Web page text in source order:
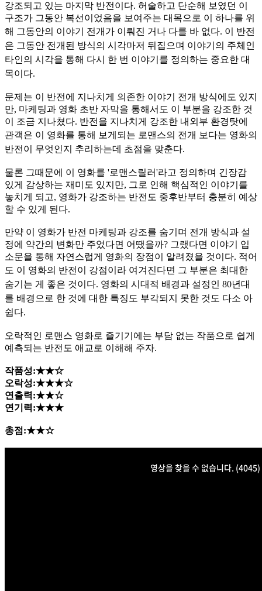
강조되고 있는 마지막 반전이다. 허술하고 단순해 보였던 이
구조가 그동안 복선이었음을 보여주는 대목으로 이 하나를 위
해 그동안의 이야기 전개가 이뤄진 거나 다를 바 없다. 이 반전
은 그동안 전개된 방식의 시각마저 뒤집으며 이야기의 주체인
타인의 시각을 통해 다시 한 번 이야기를 정의하는 중요한 대
목이다.
문제는 이 반전에 지나치게 의존한 이야기 전개 방식에도 있지
만, 마케팅과 영화 초반 자막을 통해서도 이 부분을 강조한 것
이 조금 지나쳤다. 반전을 지나치게 강조한 내외부 환경탓에
관객은 이 영화를 통해 보게되는 로맨스의 전개 보다는 영화의
반전이 무엇인지 추리하는데 초점을 맞춘다.
물론 그때문에 이 영화를 '로맨스릴러'라고 정의하며 긴장감
있게 감상하는 재미도 있지만, 그로 인해 핵심적인 이야기를
놓치게 되고, 영화가 강조하는 반전도 중후반부터 충분히 예상
할 수 있게 된다.
만약 이 영화가 반전 마케팅과 강조를 숨기며 전개 방식과 설
정에 약간의 변화만 주었다면 어땠을까? 그랬다면 이야기 입
소문을 통해 자연스럽게 영화의 장점이 알려졌을 것이다. 적어
도 이 영화의 반전이 강점이라 여겨진다면 그 부분은 최대한
숨기는 게 좋은 것이다. 영화의 시대적 배경과 설정인 80년대
를 배경으로 한 것에 대한 특징도 부각되지 못한 것도 다소 아
쉽다.
오락적인 로맨스 영화로 즐기기에는 부담 없는 작품으로 쉽게
예측되는 반전도 애교로 이해해 주자.
작품성:★★☆
오락성:★★★☆
연출력:★★☆
연기력:★★★
총점:★★☆